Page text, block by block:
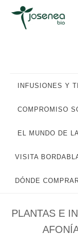
contenido
INFUSIONES Y
COMPROMISO
EL MUNDO DE
VISITA
DÓNDE
PLANTAS E